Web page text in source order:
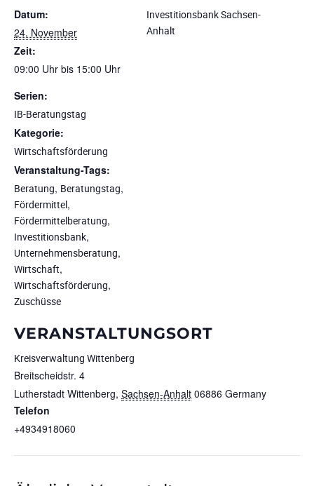
Datum:
24. November
Zeit:
09:00 Uhr bis 15:00 Uhr
Serien:
IB-Beratungstag
Kategorie:
Wirtschaftsförderung
Veranstaltung-Tags:
Beratung, Beratungstag,
Fördermittel,
Fördermittelberatung,
Investitionsbank,
Unternehmensberatung,
Wirtschaft,
Wirtschaftsförderung,
Zuschüsse
VERANSTALTUNGSORT
Kreisverwaltung Wittenberg
Breitscheidstr. 4
Lutherstadt Wittenberg, Sachsen-Anhalt 06886 Germany
Telefon
+4934918060
Investitionsbank Sachsen-
Anhalt